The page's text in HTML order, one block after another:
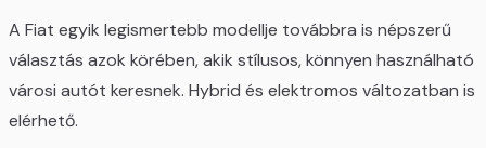
A Fiat egyik legismertebb modellje továbbra is népszerű
választás azok körében, akik stílusos, könnyen használható
városi autót keresnek. Hybrid és elektromos változatban is
elérhető.